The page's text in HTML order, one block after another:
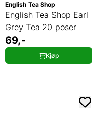
English Tea Shop
English Tea Shop Earl
Grey Tea 20 poser
69,-
Kjøp